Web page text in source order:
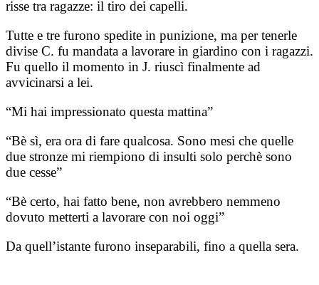
risse tra ragazze: il tiro dei capelli.
Tutte e tre furono spedite in punizione, ma per tenerle
divise C. fu mandata a lavorare in giardino con i ragazzi.
Fu quello il momento in J. riuscì finalmente ad
avvicinarsi a lei.
“Mi hai impressionato questa mattina”
“Bè sì, era ora di fare qualcosa. Sono mesi che quelle
due stronze mi riempiono di insulti solo perchè sono
due cesse”
“Bè certo, hai fatto bene, non avrebbero nemmeno
dovuto metterti a lavorare con noi oggi”
Da quell’istante furono inseparabili, fino a quella sera.